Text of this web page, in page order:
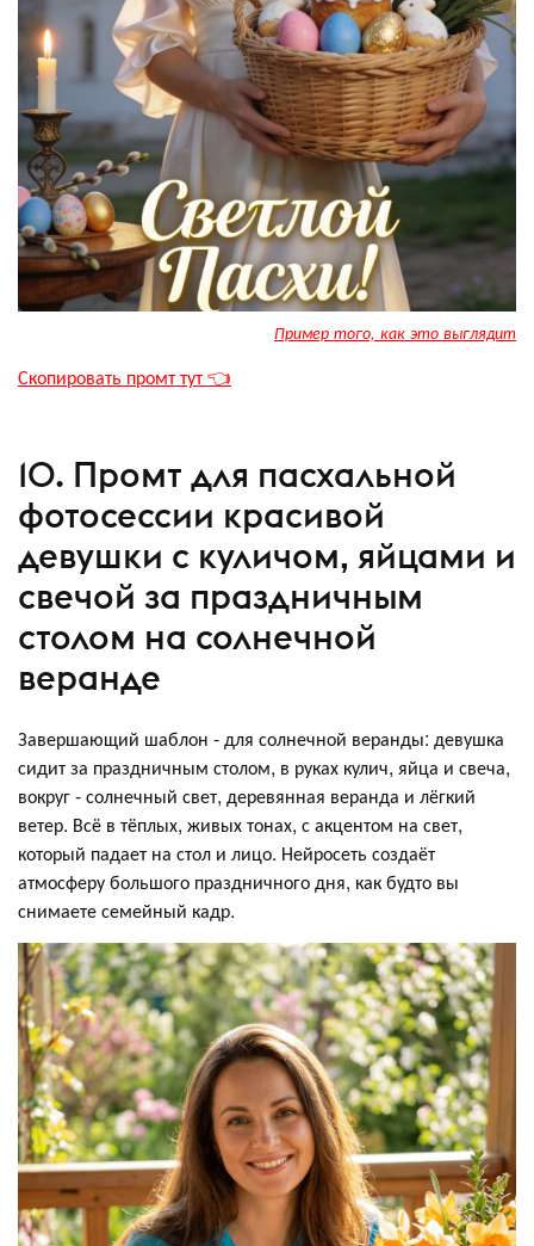
Пример того, как это выглядит
Скопировать промт тут 👈
10. Промт для пасхальной
фотосессии красивой
девушки с куличом, яйцами и
свечой за праздничным
столом на солнечной
веранде
Завершающий шаблон - для солнечной веранды: девушка
сидит за праздничным столом, в руках кулич, яйца и свеча,
вокруг - солнечный свет, деревянная веранда и лёгкий
ветер. Всё в тёплых, живых тонах, с акцентом на свет,
который падает на стол и лицо. Нейросеть создаёт
атмосферу большого праздничного дня, как будто вы
снимаете семейный кадр.